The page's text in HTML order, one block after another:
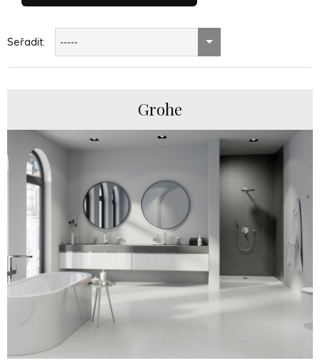
Seřadit: -----
Grohe